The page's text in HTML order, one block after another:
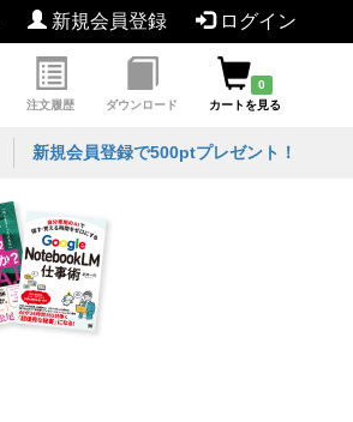
新規会員登録 ログイン
注文履歴 ダウンロード
0
カートを見る
新規会員登録で500ptプレゼント！